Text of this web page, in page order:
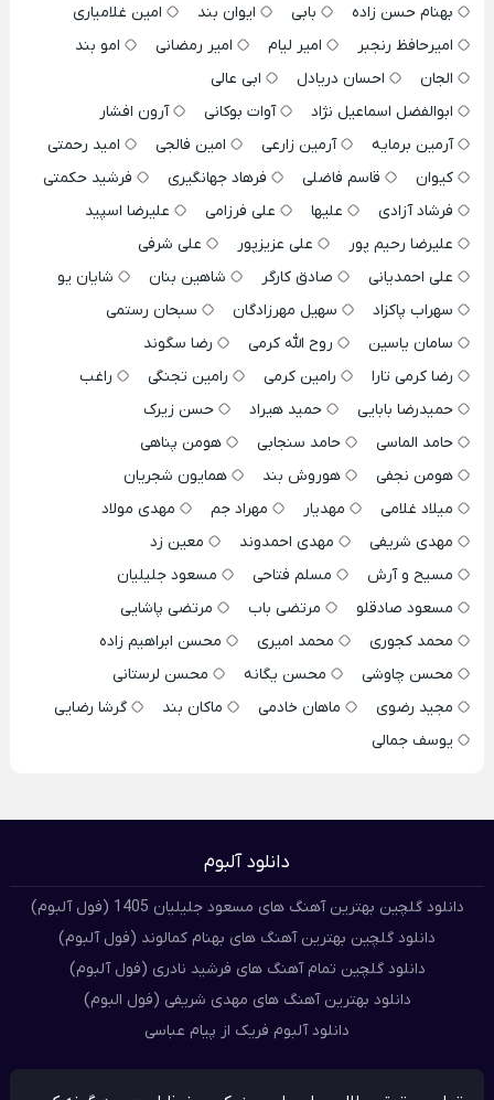
بهنام حسن زاده
بابی ایوان بند
امین غلامیاری
امیرحافظ رنجبر
امیر لیام امیر رمضانی
امو بند
الجان
احسان دریادل
ابی عالی
ابوالفضل اسماعیل نژاد
آوات بوکانی
آرون افشار
آرمین برمایه
آرمین زارعی امین فالجی
امید رحمتی
کیوان
قاسم فاضلی فرهاد جهانگیری
فرشید حکمتی
فرشاد آزادی
علیها علی فرزامی
علیرضا اسپید
علیرضا رحیم پور
علی عزیزپور
علی شرفی
علی احمدیانی
صادق کارگر شاهین بنان
شایان یو
سهراب پاکزاد
سهیل مهرزادگان
سبحان رستمی
سامان یاسین
روح الله کرمی
رضا سگوند
رضا کرمی تارا
رامین کرمی رامین تجنگی
راغب
حمیدرضا بابایی
حمید هیراد
حسن زیرک
حامد الماسی
حامد سنجابی
هومن پناهی
هومن نجفی
هوروش بند
همایون شجریان
میلاد غلامی
مهدیار مهراد جم
مهدی مولاد
مهدی شریفی
مهدی احمدوند
معین زد
مسیح و آرش
مسلم فتاحی
مسعود جلیلیان
مسعود صادقلو
مرتضی باب
مرتضی پاشایی
محمد کجوری
محمد امیری
محسن ابراهیم زاده
محسن چاوشی
محسن یگانه
محسن لرستانی
مجید رضوی
ماهان خادمی ماکان بند
گرشا رضایی
یوسف جمالی
دانلود آلبوم
دانلود گلچین بهترین آهنگ های مسعود جلیلیان 1405 (فول آلبوم)
دانلود گلچین بهترین آهنگ های بهنام کمالوند (فول آلبوم)
دانلود گلچین تمام آهنگ های فرشید نادری (فول آلبوم)
دانلود بهترین آهنگ های مهدی شریفی (فول البوم)
دانلود آلبوم فریک از پیام عباسی